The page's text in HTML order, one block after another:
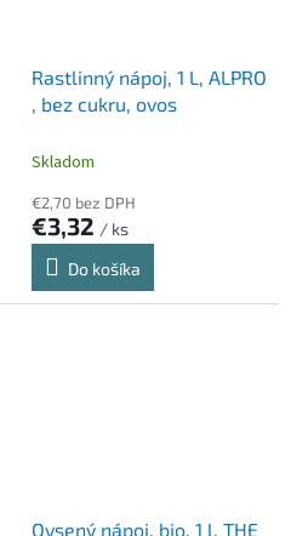
Rastlinný nápoj, 1 L, ALPRO
, bez cukru, ovos
Skladom
€2,70 bez DPH
€3,32 / ks
Do košíka
Ovsený nápoj, bio, 1 l, THE